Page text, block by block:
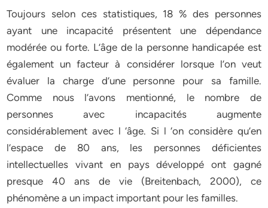
Toujours selon ces statistiques, 18 % des personnes
ayant une incapacité présentent une dépendance
modérée ou forte. L’âge de la personne handicapée est
également un facteur à considérer lorsque l’on veut
évaluer la charge d’une personne pour sa famille.
Comme nous l’avons mentionné, le nombre de
personnes avec incapacités augmente
considérablement avec l ‘âge. Si l ‘on considère qu’en
l’espace de 80 ans, les personnes déficientes
intellectuelles vivant en pays développé ont gagné
presque 40 ans de vie (Breitenbach, 2000), ce
phénomène a un impact important pour les familles.